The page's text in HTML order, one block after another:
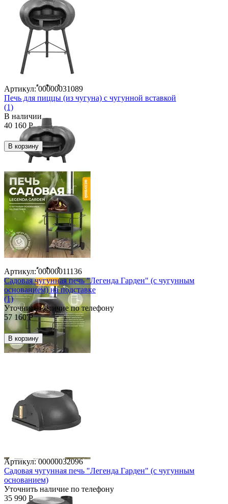
Артикул: 00000031089
Печь для пиццы (из чугуна) с чугунной вставкой
(1)
В наличии
40 160 Р
В корзину
Артикул: 00000011136
Садовая чугунная печь "Легенда Гарден" (с чугунным
основанием) на подставке
(1)
Уточнить наличие по телефону
57 160 Р
В корзину
Артикул: 00000032096
Садовая чугунная печь "Легенда Гарден" (с чугунным
основанием)
Уточнить наличие по телефону
35 990 Р